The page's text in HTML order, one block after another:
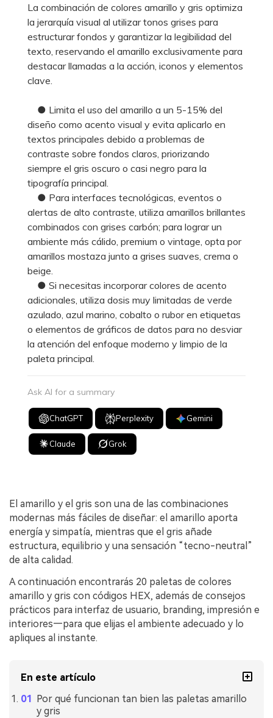
La combinación de colores amarillo y gris optimiza
la jerarquía visual al utilizar tonos grises para
estructurar fondos y garantizar la legibilidad del
texto, reservando el amarillo exclusivamente para
destacar llamadas a la acción, iconos y elementos
clave.
● Limita el uso del amarillo a un 5-15% del
diseño como acento visual y evita aplicarlo en
textos principales debido a problemas de
contraste sobre fondos claros, priorizando
siempre el gris oscuro o casi negro para la
tipografía principal.
● Para interfaces tecnológicas, eventos o
alertas de alto contraste, utiliza amarillos brillantes
combinados con grises carbón; para lograr un
ambiente más cálido, premium o vintage, opta por
amarillos mostaza junto a grises suaves, crema o
beige.
● Si necesitas incorporar colores de acento
adicionales, utiliza dosis muy limitadas de verde
azulado, azul marino, cobalto o rubor en etiquetas
o elementos de gráficos de datos para no desviar
la atención del enfoque moderno y limpio de la
paleta principal.
Ask AI for a summary
ChatGPT Perplexity Gemini
Claude Grok
El amarillo y el gris son una de las combinaciones
modernas más fáciles de diseñar: el amarillo aporta
energía y simpatía, mientras que el gris añade
estructura, equilibrio y una sensación “tecno-neutral”
de alta calidad.
A continuación encontrarás 20 paletas de colores
amarillo y gris con códigos HEX, además de consejos
prácticos para interfaz de usuario, branding, impresión e
interiores—para que elijas el ambiente adecuado y lo
apliques al instante.
En este artículo
Por qué funcionan tan bien las paletas amarillo
y gris